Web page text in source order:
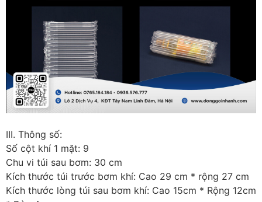
III. Thông số:
Số cột khí 1 mặt: 9
Chu vi túi sau bơm: 30 cm
Kích thước túi trước bơm khí: Cao 29 cm * rộng 27 cm
Kích thước lòng túi sau bơm khí: Cao 15cm * Rộng 12cm